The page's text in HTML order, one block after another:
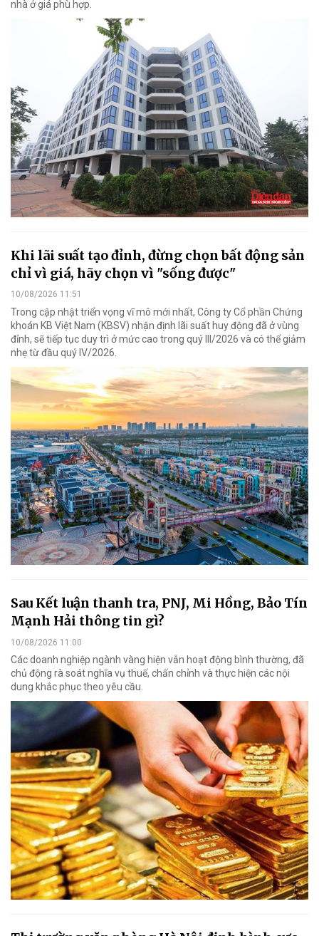
nhà ở giá phù hợp.
Khi lãi suất tạo đỉnh, đừng chọn bất động sản
chỉ vì giá, hãy chọn vì "sống được"
10/08/2026 11:51
Trong cập nhật triển vọng vĩ mô mới nhất, Công ty Cổ phần Chứng
khoán KB Việt Nam (KBSV) nhận định lãi suất huy động đã ở vùng
đỉnh, sẽ tiếp tục duy trì ở mức cao trong quý III/2026 và có thể giảm
nhẹ từ đầu quý IV/2026.
Sau Kết luận thanh tra, PNJ, Mi Hồng, Bảo Tín
Mạnh Hải thông tin gì?
10/08/2026 11:00
Các doanh nghiệp ngành vàng hiện vẫn hoạt động bình thường, đã
chủ động rà soát nghĩa vụ thuế, chấn chỉnh và thực hiện các nội
dung khắc phục theo yêu cầu.